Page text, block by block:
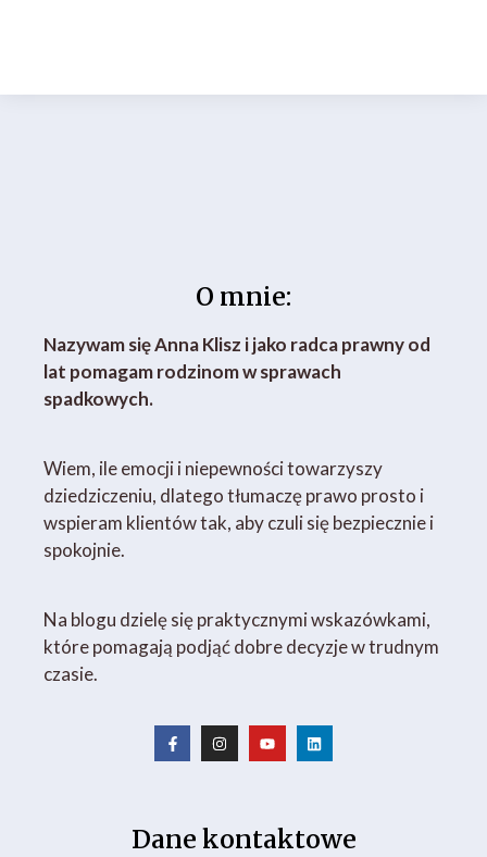
O mnie:
Nazywam się Anna Klisz i jako radca prawny od
lat pomagam rodzinom w sprawach
spadkowych.
Wiem, ile emocji i niepewności towarzyszy
dziedziczeniu, dlatego tłumaczę prawo prosto i
wspieram klientów tak, aby czuli się bezpiecznie i
spokojnie.
Na blogu dzielę się praktycznymi wskazówkami,
które pomagają podjąć dobre decyzje w trudnym
czasie.
Dane kontaktowe